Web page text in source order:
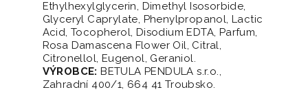
Ethylhexylglycerin, Dimethyl Isosorbide,
Glyceryl Caprylate, Phenylpropanol, Lactic
Acid, Tocopherol, Disodium EDTA, Parfum,
Rosa Damascena Flower Oil, Citral,
Citronellol, Eugenol, Geraniol.
VÝROBCE:BETULA PENDULA s.r.o.,
Zahradní 400/1, 664 41 Troubsko.